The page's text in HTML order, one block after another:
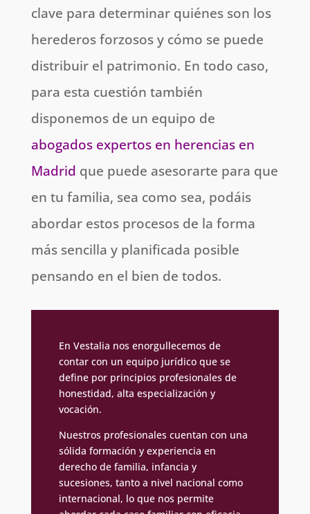
clave para determinar quiénes son los
herederos forzosos y cómo se puede
distribuir el patrimonio. En todo caso,
para esta cuestión también
disponemos de un equipo de
abogados expertos en herencias en
Madrid que puede asesorarte para que
en tu familia, sea como sea, podáis
abordar estos procesos de la forma
más sencilla y planificada posible
pensando en el bien de todos.
En Vestalia nos enorgullecemos de
contar con un equipo jurídico que se
define por principios profesionales de
honestidad, alta especialización y
vocación.
Nuestros profesionales cuentan con una
sólida formación y experiencia en
derecho de familia, infancia y
sucesiones, tanto a nivel nacional como
internacional, lo que nos permite